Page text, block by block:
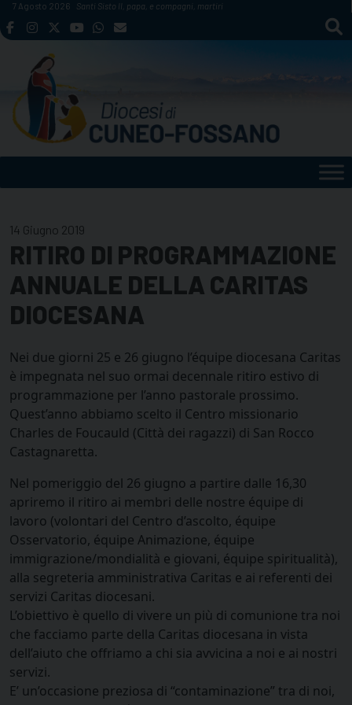
Skip
to
7 Agosto 2026 Santi Sisto II, papa, e compagni, martiri
14 Giugno 2019
RITIRO DI PROGRAMMAZIONE
ANNUALE DELLA CARITAS
DIOCESANA
Nei due giorni 25 e 26 giugno l’équipe diocesana Caritas
è impegnata nel suo ormai decennale ritiro estivo di
programmazione per l’anno pastorale prossimo.
Quest’anno abbiamo scelto il Centro missionario
Charles de Foucauld (Città dei ragazzi) di San Rocco
Castagnaretta.
Nel pomeriggio del 26 giugno a partire dalle 16,30
apriremo il ritiro ai membri delle nostre équipe di
lavoro (volontari del Centro d’ascolto, équipe
Osservatorio, équipe Animazione, équipe
immigrazione/mondialità e giovani, équipe spiritualità),
alla segreteria amministrativa Caritas e ai referenti dei
servizi Caritas diocesani.
L’obiettivo è quello di vivere un più di comunione tra noi
che facciamo parte della Caritas diocesana in vista
dell’aiuto che offriamo a chi sia avvicina a noi e ai nostri
servizi.
E’ un’occasione preziosa di “contaminazione” tra di noi,